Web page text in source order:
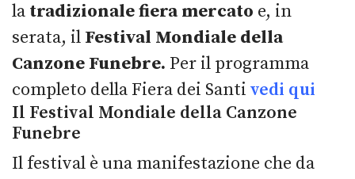
la tradizionale fiera mercato e, in
serata, il Festival Mondiale della
Canzone Funebre. Per il programma
completo della Fiera dei Santi vedi qui
Il Festival Mondiale della Canzone
Funebre
Il festival è una manifestazione che da